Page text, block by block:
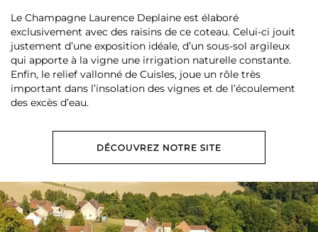
Le Champagne Laurence Deplaine est élaboré
exclusivement avec des raisins de ce coteau. Celui-ci jouit
justement d’une exposition idéale, d’un sous-sol argileux
qui apporte à la vigne une irrigation naturelle constante.
Enfin, le relief vallonné de Cuisles, joue un rôle très
important dans l’insolation des vignes et de l’écoulement
des excès d’eau.
DÉCOUVREZ NOTRE SITE